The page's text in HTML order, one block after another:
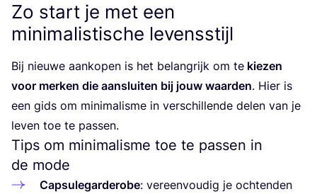
Zo start je met een
minimalistische levensstijl
Bij nieu­we aan­ko­pen is het belang­rijk om te kie­zen
voor mer­ken die aan­slui­ten bij jouw waar­den. Hier is
een gids om mini­ma­lis­me in ver­schil­len­de delen van je
leven toe te passen.
Tips om minimalisme toe te passen in
de mode
Cap­su­le­gar­de­ro­be: ver­een­vou­dig je och­ten­den